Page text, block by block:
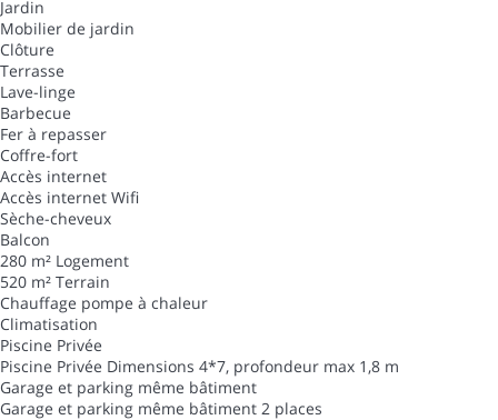
Jardin
Mobilier de jardin
Clôture
Terrasse
Lave-linge
Barbecue
Fer à repasser
Coffre-fort
Accès internet
Accès internet Wifi
Sèche-cheveux
Balcon
280 m² Logement
520 m² Terrain
Chauffage pompe à chaleur
Climatisation
Piscine Privée
Piscine Privée Dimensions 4*7, profondeur max 1,8 m
Garage et parking même bâtiment
Garage et parking même bâtiment 2 places